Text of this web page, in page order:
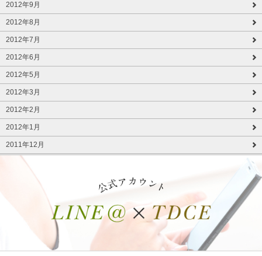
2012年9月
2012年8月
2012年7月
2012年6月
2012年5月
2012年3月
2012年2月
2012年1月
2011年12月